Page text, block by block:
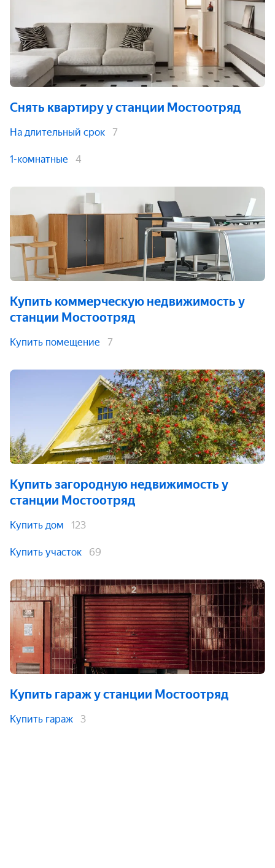
Снять квартируу станции Мостоотряд
На длительный срок 7
1-комнатные 4
Купить коммерческую недвижимость у
станции Мостоотряд
Купить помещение 7
Купить загородную недвижимость у
станции Мостоотряд
Купить дом 123
Купить участок 69
Купить гаражу станции Мостоотряд
Купить гараж 3